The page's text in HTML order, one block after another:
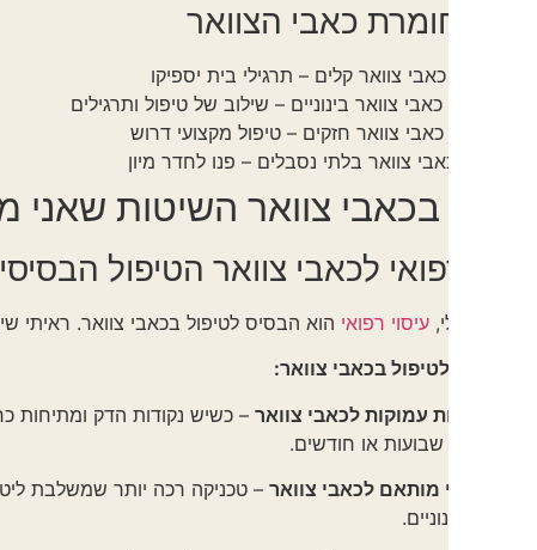
כאבי הצוואר
צוואר קלים – תרגילי בית יספיקו
כאבי צוואר בינוניים – שילוב של טיפול ותרגילים
צוואר חזקים – טיפול מקצועי דרוש
צוואר בלתי נסבלים – פנו לחדר מיון
בכאבי צוואר השיטות שאני
לכאבי צוואר הטיפול הבסיסי
עיסוי רפואי הוא הבסיס לטיפול בכאבי צוואר. ראיתי שיפור של 85%
בכאבי צוואר:
עמוקות לכאבי צוואר– כשיש נקודות הדק ומתיחות כרונית
או חודשים.
מותאם לכאבי צוואר– טכניקה רכה יותר שמשלבת ליטופים,